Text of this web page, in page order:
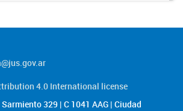
4.0 International license
329 | C 1041 AAG | Ciudad